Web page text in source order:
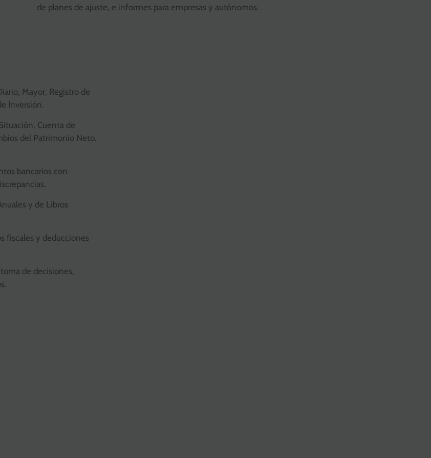
de planes de ajuste, e informes para empresas y autónomos.
Mayor, Registro de
Inversión.
Cuenta de
del Patrimonio Neto.
bancarios con
y de Libros
fiscales y deducciones
de decisiones,